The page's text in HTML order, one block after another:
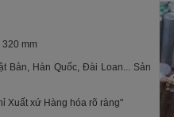
mm
Bản, Hàn Quốc, Đài Loan... Sản
Xuất xứ Hàng hóa rõ ràng"